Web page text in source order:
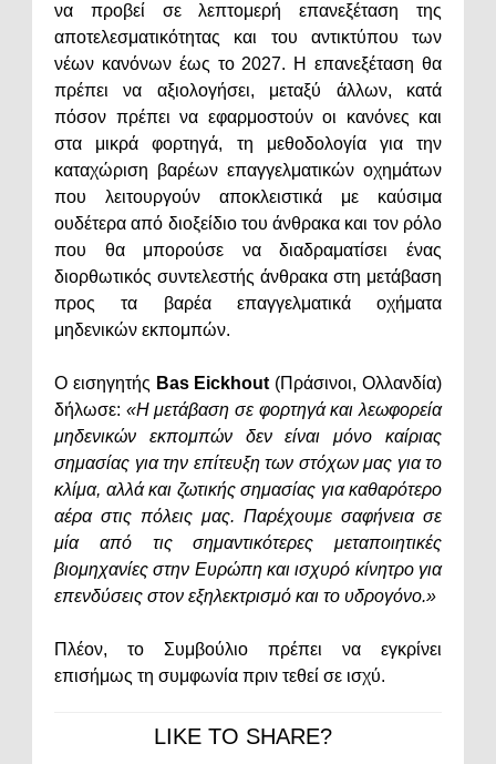
να προβεί σε λεπτομερή επανεξέταση της
αποτελεσματικότητας και του αντικτύπου των
νέων κανόνων έως το 2027. Η επανεξέταση θα
πρέπει να αξιολογήσει, μεταξύ άλλων, κατά
πόσον πρέπει να εφαρμοστούν οι κανόνες και
στα μικρά φορτηγά, τη μεθοδολογία για την
καταχώριση βαρέων επαγγελματικών οχημάτων
που λειτουργούν αποκλειστικά με καύσιμα
ουδέτερα από διοξείδιο του άνθρακα και τον ρόλο
που θα μπορούσε να διαδραματίσει ένας
διορθωτικός συντελεστής άνθρακα στη μετάβαση
προς τα βαρέα επαγγελματικά οχήματα
μηδενικών εκπομπών.
Ο εισηγητής Bas Eickhout (Πράσινοι, Ολλανδία)
δήλωσε: «Η μετάβαση σε φορτηγά και λεωφορεία
μηδενικών εκπομπών δεν είναι μόνο καίριας
σημασίας για την επίτευξη των στόχων μας για το
κλίμα, αλλά και ζωτικής σημασίας για καθαρότερο
αέρα στις πόλεις μας. Παρέχουμε σαφήνεια σε
μία από τις σημαντικότερες μεταποιητικές
βιομηχανίες στην Ευρώπη και ισχυρό κίνητρο για
επενδύσεις στον εξηλεκτρισμό και το υδρογόνο.»
Πλέον, το Συμβούλιο πρέπει να εγκρίνει
επισήμως τη συμφωνία πριν τεθεί σε ισχύ.
LIKE TO SHARE?